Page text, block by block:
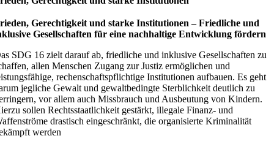
Gerechtigkeit und starke Institutionen – Fried­li­che und
Gesell­schaf­ten für eine nach­hal­tige Ent­wick­lung för­dern
SDG 16 zielt darauf ab, friedliche und inklusive Gesellschaften zu
allen Menschen Zugang zur Justiz ermöglichen und
rechenschaftspflichtige Institutionen aufbauen. Es geht
jegliche Gewalt und gewaltbedingte Sterblichkeit deutlich zu
vor allem auch Missbrauch und Ausbeutung von Kindern.
sollen Rechtsstaatlichkeit gestärkt, illegale Finanz- und
drastisch eingeschränkt, die organisierte Kriminalität
werden